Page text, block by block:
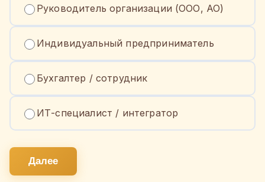
Руководитель организации (ООО, АО)
Индивидуальный предприниматель
Бухгалтер / сотрудник
ИТ-специалист / интегратор
Далее